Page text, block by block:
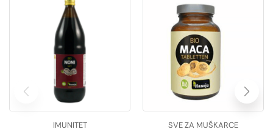
IMUNITET SVE ZA MUŠKARCE